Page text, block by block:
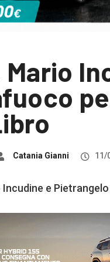
Mario
Catania Gianni 11/